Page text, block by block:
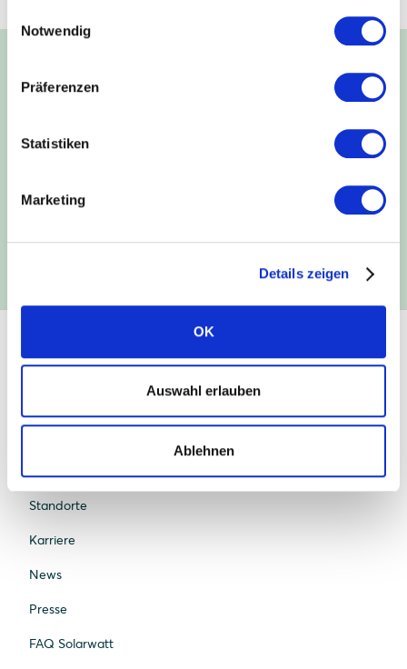
Notwendig
Präferenzen
Statistiken
Marketing
Details zeigen
OK
Auswahl erlauben
Ablehnen
Gemeinsam schaffen wir
die Energiewende. Wann
kommt Ihr Haus dazu?
Solaranlage unverbindlich planen
Solarwatt
Standorte
Karriere
News
Presse
FAQ Solarwatt